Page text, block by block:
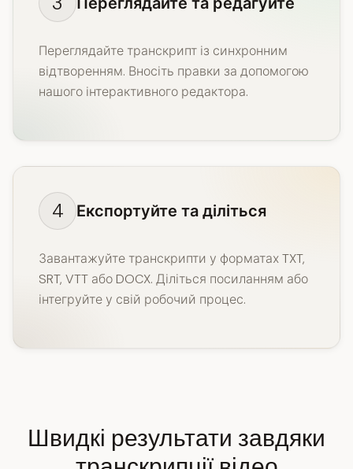
Переглядайте транскрипт із синхронним
відтворенням. Вносіть правки за допомогою
нашого інтерактивного редактора.
4 Експортуйте та діліться
Завантажуйте транскрипти у форматах TXT,
SRT, VTT або DOCX. Діліться посиланням або
інтегруйте у свій робочий процес.
Швидкі результати завдяки